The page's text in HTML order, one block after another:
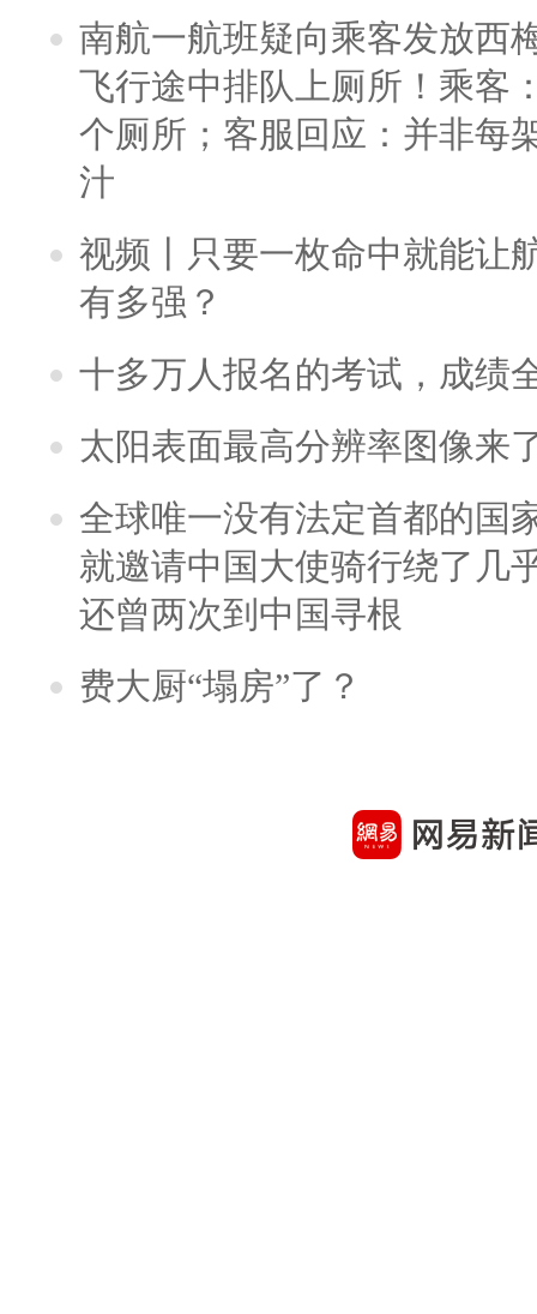
南航一航班疑向乘客发放西
飞行途中排队上厕所！乘客
个厕所；客服回应：并非每
汁
视频丨只要一枚命中就能让
有多强？
十多万人报名的考试，成绩
太阳表面最高分辨率图像来
全球唯一没有法定首都的国
就邀请中国大使骑行绕了几
还曾两次到中国寻根
费大厨“塌房”了？